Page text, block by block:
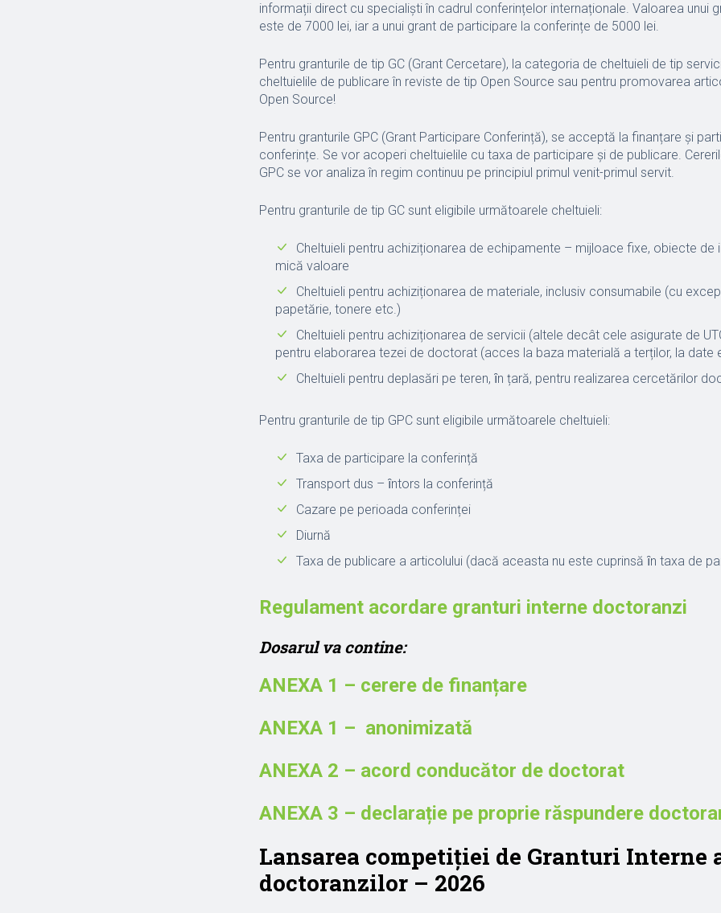
informații direct cu specialiști în cadrul conferințelor internaționale. Valoarea unui
este de 7000 lei, iar a unui grant de participare la conferințe de 5000 lei.
Pentru granturile de tip GC (Grant Cercetare), la categoria de cheltuieli de tip
cheltuielile de publicare în reviste de tip Open Source sau pentru promovarea
Open Source!
Pentru granturile GPC (Grant Participare Conferință), se acceptă la finanțare şi
conferințe. Se vor acoperi cheltuielile cu taxa de participare şi de publicare.
GPC se vor analiza în regim continuu pe principiul primul venit-primul servit.
Pentru granturile de tip GC sunt eligibile următoarele cheltuieli:
Cheltuieli pentru achiziționarea de echipamente – mijloace fixe, obiecte de
mică valoare
Cheltuieli pentru achiziționarea de materiale, inclusiv consumabile (cu
papetărie, tonere etc.)
Cheltuieli pentru achiziționarea de servicii (altele decât cele asigurate de
pentru elaborarea tezei de doctorat (acces la baza materială a terților, la date
Cheltuieli pentru deplasări pe teren, ȋn țară, pentru realizarea cercetărilor
Pentru granturile de tip GPC sunt eligibile următoarele cheltuieli:
Taxa de participare la conferință
Transport dus – ȋntors la conferință
Cazare pe perioada conferinței
Diurnă
Taxa de publicare a articolului (dacă aceasta nu este cuprinsă ȋn taxa de
Regulament acordare granturi interne doctoranzi
Dosarul va contine:
ANEXA 1 – cerere de finanțare
ANEXA 1 – anonimizată
ANEXA 2 – acord conducător de doctorat
ANEXA 3 – declarație pe proprie răspundere
Lansarea competiţiei de Granturi Interne
doctoranzilor – 2026